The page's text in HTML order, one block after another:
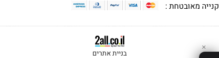
מאובטחת :
בניית אתרים
✕